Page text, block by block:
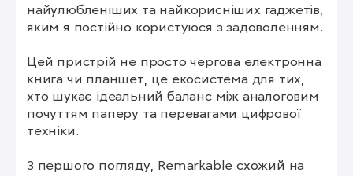
найулюбленіших та найкорисніших гаджетів,
яким я постійно користуюся з задоволенням.
Цей пристрій не просто чергова електронна
книга чи планшет, це екосистема для тих,
хто шукає ідеальний баланс між аналоговим
почуттям паперу та перевагами цифрової
техніки.
З першого погляду, Remarkable схожий на